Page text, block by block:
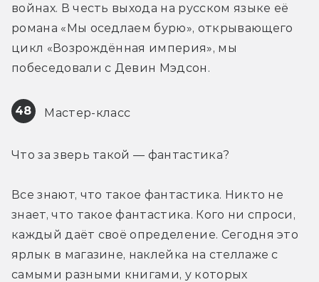
войнах. В честь выхода на русском языке её
романа «Мы оседлаем бурю», открывающего
цикл «Возрождённая империя», мы
побеседовали с Девин Мэдсон.
48 Мастер-класс
Что за зверь такой — фантастика?
Все знают, что такое фантастика. Никто не
знает, что такое фантастика. Кого ни спроси,
каждый даёт своё определение. Сегодня это
ярлык в магазине, наклейка на стеллаже с
самыми разными книгами, у которых